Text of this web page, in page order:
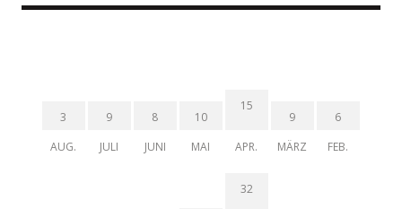
3
AUG.
9
JULI
8
JUNI
10
MAI
15
APR.
9
MÄRZ
6
FEB.
32